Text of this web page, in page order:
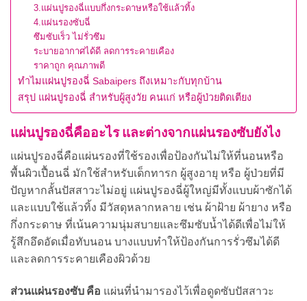
3.แผ่นปูรองฉี่แบบกึ่งกระดาษหรือใช้แล้วทิ้ง
4.แผ่นรองซับฉี่
ซึมซับเร็ว ไม่รั่วซึม
ระบายอากาศได้ดี ลดการระคายเคือง
ราคาถูก คุณภาพดี
ทำไมแผ่นปูรองฉี่ Sabaipers ถึงเหมาะกับทุกบ้าน
สรุป แผ่นปูรองฉี่ สำหรับผู้สูงวัย คนแก่ หรือผู้ป่วยติดเตียง
แผ่นปูรองฉี่คืออะไร และต่างจากแผ่นรองซับยังไง
แผ่นปูรองฉี่คือแผ่นรองที่ใช้รองเพื่อป้องกันไม่ให้ที่นอนหรือ
พื้นผิวเปื้อนฉี่ มักใช้สำหรับเด็กทารก ผู้สูงอายุ หรือ ผู้ป่วยที่มี
ปัญหากลั้นปัสสาวะไม่อยู่ แผ่นปูรองฉี่ผู้ใหญ่มีทั้งแบบผ้าซักได้
และแบบใช้แล้วทิ้ง มีวัสดุหลากหลาย เช่น ผ้าฝ้าย ผ้ายาง หรือ
กึ่งกระดาษ ที่เน้นความนุ่มสบายและซึมซับน้ำได้ดีเพื่อไม่ให้
รู้สึกอึดอัดเมื่อทับนอน บางแบบทำให้ป้องกันการรั่วซึมได้ดี
และลดการระคายเคืองผิวด้วย
ส่วนแผ่นรองซับ คือ แผ่นที่นำมารองไว้เพื่อดูดซับปัสสาวะ